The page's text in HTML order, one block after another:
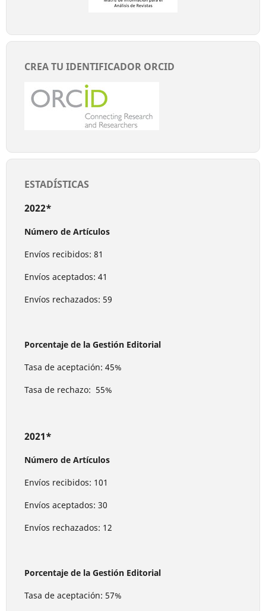
CREA TU IDENTIFICADOR ORCID
ESTADÍSTICAS
2022*
Número de Artículos
Envíos recibidos: 81
Envíos aceptados: 41
Envíos rechazados: 59
Porcentaje de la Gestión Editorial
Tasa de aceptación: 45%
Tasa de rechazo: 55%
2021*
Número de Artículos
Envíos recibidos: 101
Envíos aceptados: 30
Envíos rechazados: 12
Porcentaje de la Gestión Editorial
Tasa de aceptación: 57%